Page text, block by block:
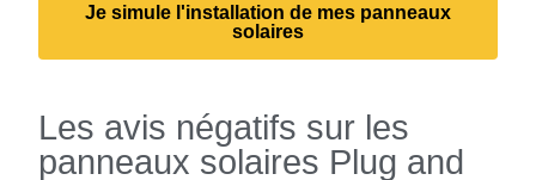
Je simule l'installation de mes panneaux
solaires
Les avis négatifs sur les
panneaux solaires Plug and